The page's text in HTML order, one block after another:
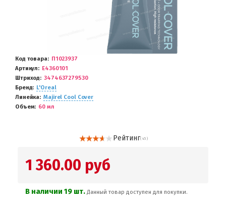
Код товара
П1023937
Артикул
E4360101
Штриход
3474637279530
Бренд
L'Oreal
Линейка
Majirel Cool Cover
Объем
60 мл
Рейтинг( 45 )
1 360.00 руб
В наличии 19 шт. Данный товар доступен для покупки.